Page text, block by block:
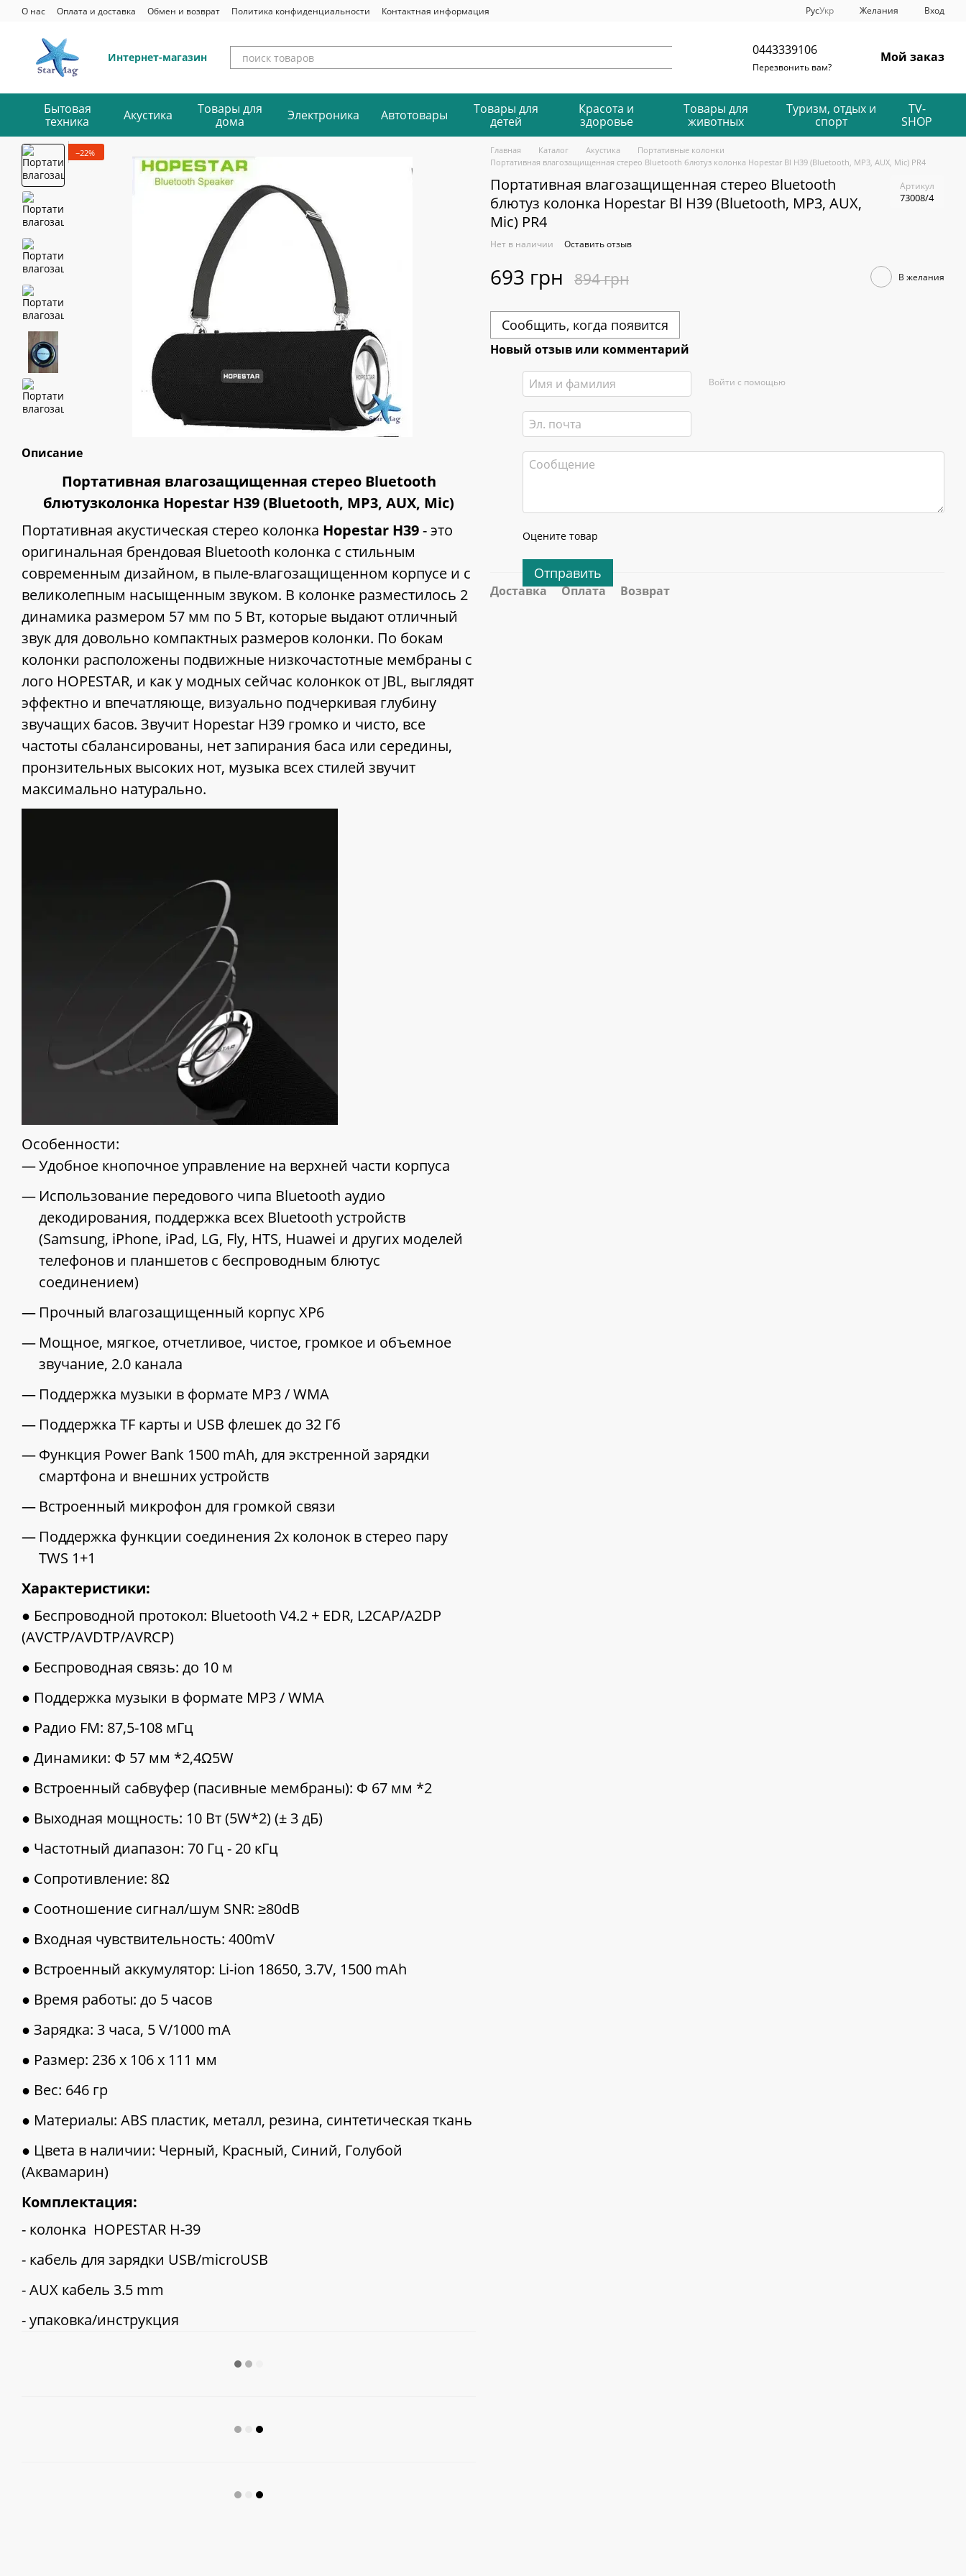
Перейти к основному контенту
О нас Оплата и доставка Обмен и возврат Политика конфиденциальности Контактная информация РусУкр Желания Вход
Интернет-магазин 0443339106
Перезвонить вам?
Мой заказ
Бытовая
техника
Акустика
Товары для
дома
Электроника Автотовары
Товары для
детей
Красота и
здоровье
Товары для
животных
Туризм, отдых и
спорт
TV-
SHOP
−22%
Описание
Портативная влагозащищенная стерео Bluetooth
блютузколонка Hopestar H39 (Bluetooth, MP3, AUX, Mic)
Портативная акустическая стерео колонка Hopestar H39- это
оригинальная брендовая Bluetooth колонка с стильным
современным дизайном, в пыле-влагозащищенном корпусе и с
великолепным насыщенным звуком. В колонке разместилось 2
динамика размером 57 мм по 5 Вт, которые выдают отличный
звук для довольно компактных размеров колонки. По бокам
колонки расположены подвижные низкочастотные мембраны с
лого HOPESTAR, и как у модных сейчас колонкок от JBL, выглядят
эффектно и впечатляюще, визуально подчеркивая глубину
звучащих басов. Звучит Hopestar H39 громко и чисто, все
частоты сбалансированы, нет запирания баса или середины,
пронзительных высоких нот, музыка всех стилей звучит
максимально натурально.
Особенности:
Удобное кнопочное управление на верхней части корпуса
Использование передового чипа Bluetooth аудио
декодирования, поддержка всех Bluetooth устройств
(Samsung, iPhone, iPad, LG, Fly, HTS, Huawei и других моделей
телефонов и планшетов с беспроводным блютус
соединением)
Прочный влагозащищенный корпус XP6
Мощное, мягкое, отчетливое, чистое, громкое и объемное
звучание, 2.0 канала
Поддержка музыки в формате MP3 / WMA
Поддержка TF карты и USB флешек до 32 Гб
Функция Power Bank 1500 mAh, для экстренной зарядки
смартфона и внешних устройств
Встроенный микрофон для громкой связи
Поддержка функции соединения 2х колонок в стерео пару
TWS 1+1
Характеристики:
● Беспроводной протокол: Bluetooth V4.2 + EDR, L2CAP/A2DP
(AVCTP/AVDTP/AVRCP)
● Беспроводная связь: до 10 м
● Поддержка музыки в формате MP3 / WMA
● Радио FM: 87,5-108 мГц
● Динамики: Ф 57 мм *2,4Ω5W
● Встроенный сабвуфер (пасивные мембраны): Ф 67 мм *2
● Выходная мощность: 10 Вт (5W*2) (± 3 дБ)
● Частотный диапазон: 70 Гц - 20 кГц
● Сопротивление: 8Ω
● Соотношение сигнал/шум SNR: ≥80dB
● Входная чувствительность: 400mV
● Встроенный аккумулятор: Li-ion 18650, 3.7V, 1500 mAh
● Время работы: до 5 часов
● Зарядка: 3 часа, 5 V/1000 mA
● Размер: 236 х 106 х 111 мм
● Вес: 646 гр
● Материалы: ABS пластик, металл, резина, синтетическая ткань
● Цвета в наличии: Черный, Красный, Синий, Голубой
(Аквамарин)
Комплектация:
- колонка HOPESTAR H-39
- кабель для зарядки USB/microUSB
- AUX кабель 3.5 mm
- упаковка/инструкция
Главная Каталог Акустика
Портативные колонки
Портативная влагозащищенная стерео Bluetooth блютуз колонка Hopestar Bl H39 (Bluetooth, MP3, AUX, Mic) PR4
Портативная влагозащищенная стерео Bluetooth
блютуз колонка Hopestar Bl H39 (Bluetooth, MP3, AUX,
Mic) PR4
Артикул
73008/4
Нет в наличии Оставить отзыв
693 грн 894 грн В желания
Сообщить, когда появится
Новый отзыв или комментарий
Войти с помощью
Оцените товар
Отправить
Доставка Оплата Возврат